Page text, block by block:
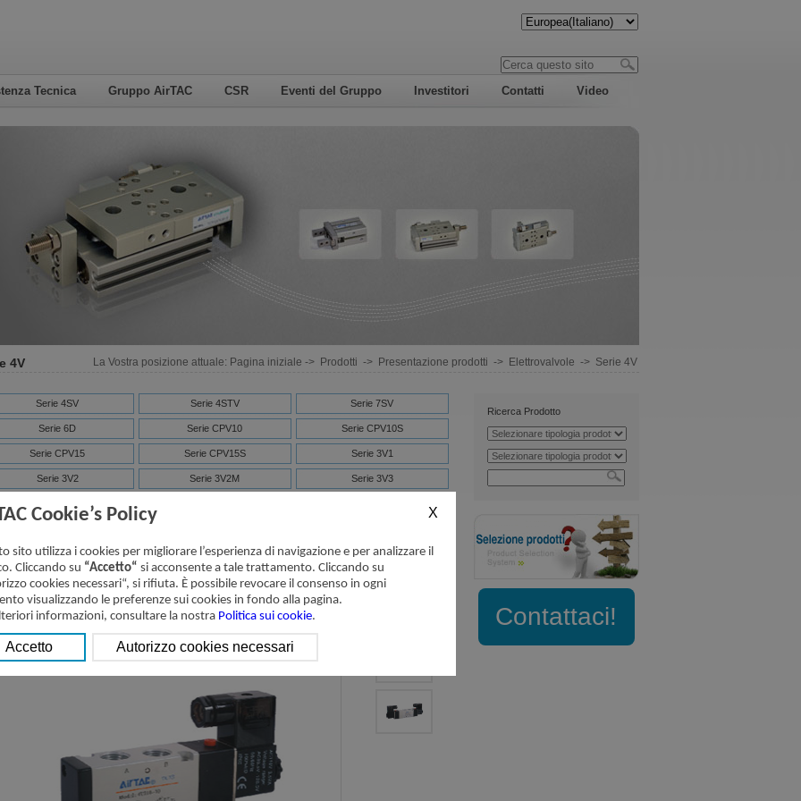
Tecnica Gruppo AirTAC CSR Eventi del Gruppo Investitori Contatti Video
4V La Vostra posizione attuale: Pagina iniziale -> Prodotti -> Presentazione prodotti -> Elettrovalvole -> Serie 4V
Serie 4SV Serie 4STV Serie 7SV
Serie 6D Serie CPV10 Serie CPV10S
Serie CPV15 Serie CPV15S Serie 3V1
Serie 3V2 Serie 3V2M Serie 3V3
Serie ISO D-SUB
4V300 Elettrovalvole (5/2, 5/3 vie)
Ricerca Prodotto
Contattaci!
Cookie’s Policy
sito utilizza i cookies per migliorare l’esperienza di navigazione e per analizzare il
Cliccando su “Accetto“ si acconsente a tale trattamento. Cliccando su
cookies necessari“, si rifiuta. È possibile revocare il consenso in ogni
visualizzando le preferenze sui cookies in fondo alla pagina.
informazioni, consultare la nostra Politica sui cookie.